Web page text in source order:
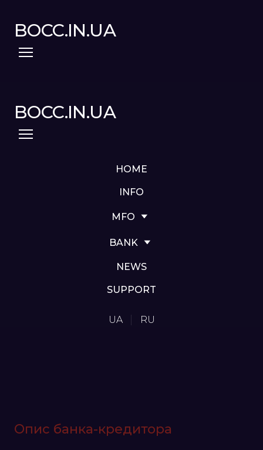
BOCC.IN.UA
BOCC.IN.UA
HOME
INFO
MFO
BANK
NEWS
SUPPORT
UA RU
Опис банка-кредитора